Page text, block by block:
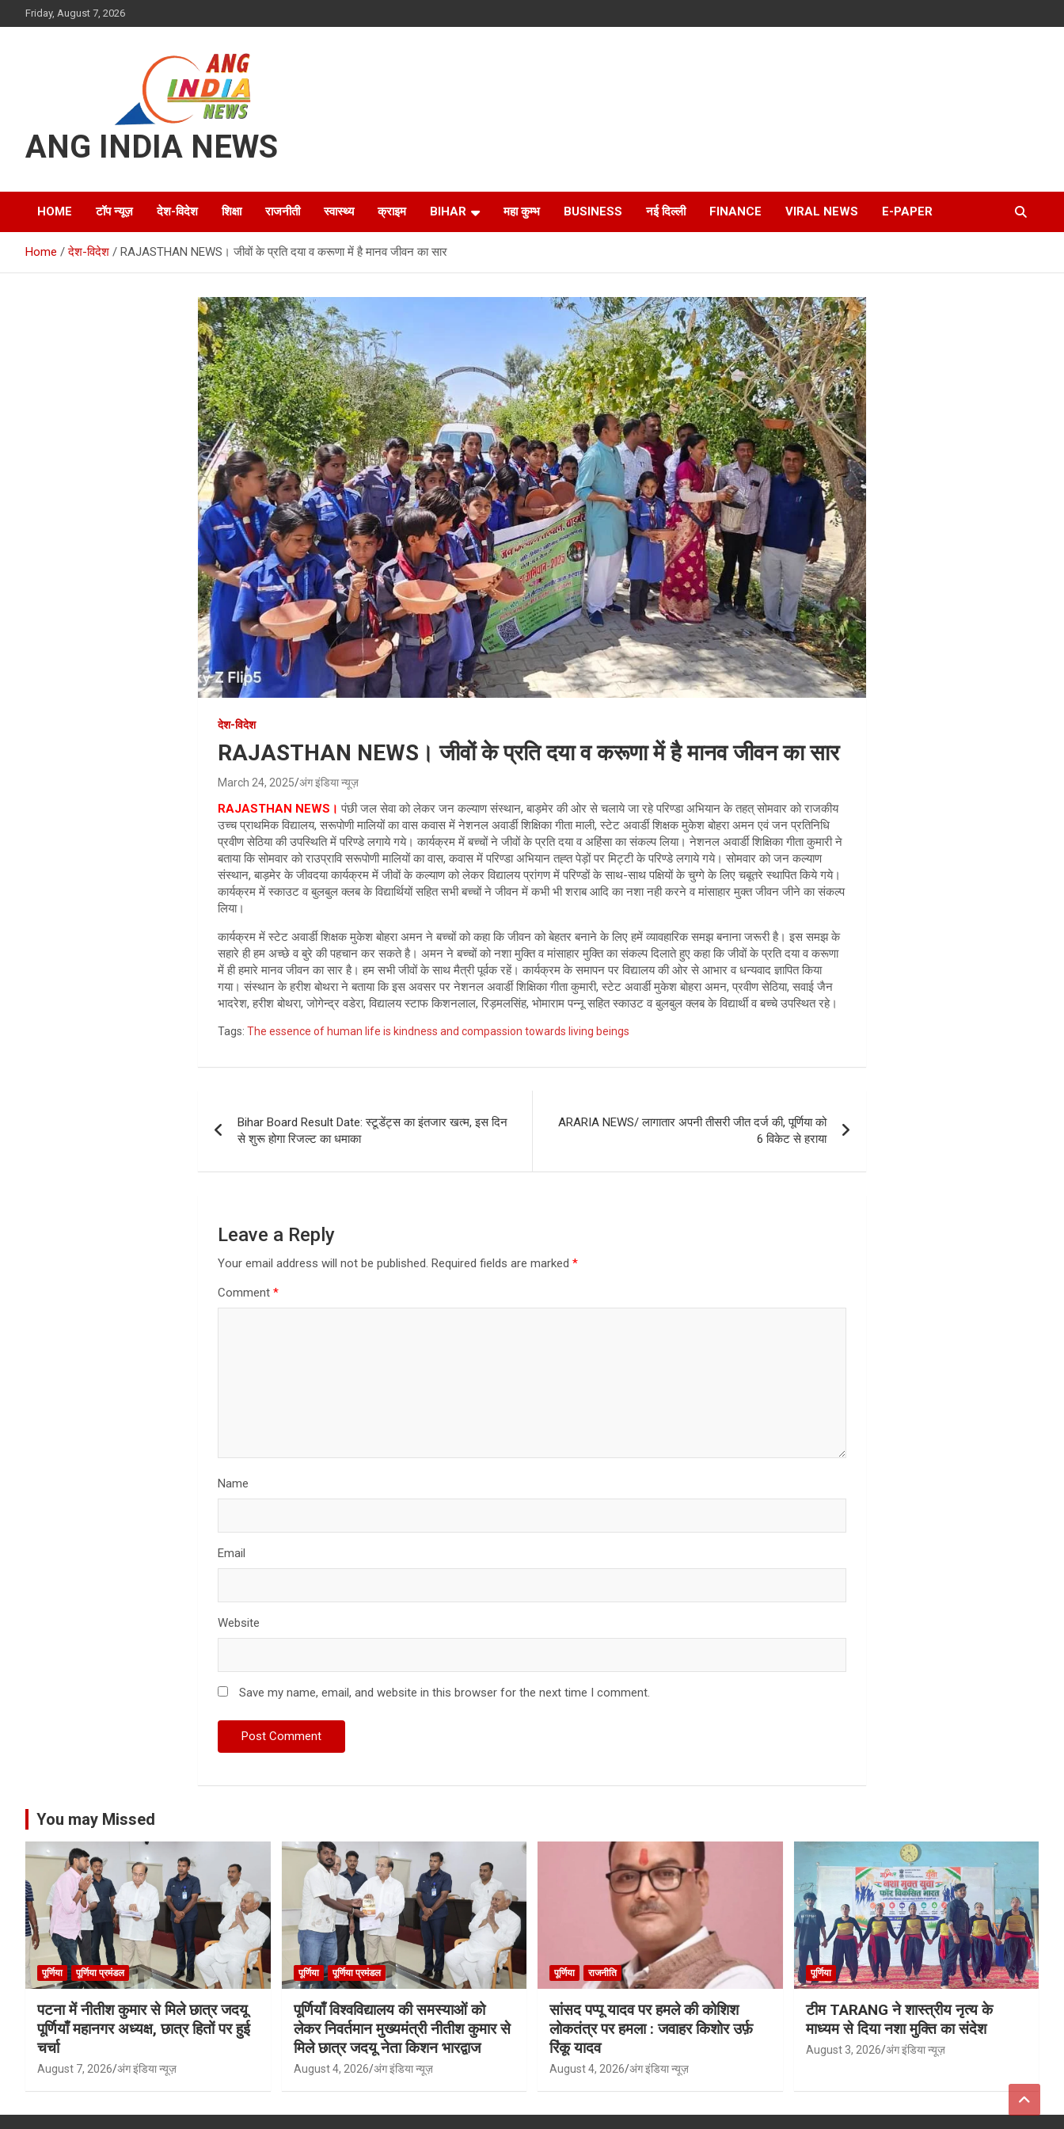
to
Friday, August 7, 2026
ANG INDIA NEWS
HOME टॉप न्यूज़ देश-विदेश शिक्षा राजनीती स्वास्थ्य क्राइम BIHAR महा कुम्भ BUSINESS नई दिल्ली FINANCE VIRAL NEWS E-PAPER
Home देश-विदेश RAJASTHAN NEWS। जीवों के प्रति दया व करूणा में है मानव जीवन का सार
देश-विदेश
RAJASTHAN NEWS। जीवों के प्रति दया व करूणा में है मानव जीवन का सार
March 24, 2025 अंग इंडिया न्यूज़
RAJASTHAN NEWS। पंछी जल सेवा को लेकर जन कल्याण संस्थान, बाड़मेर की ओर से चलाये जा रहे परिण्डा अभियान के तहत् सोमवार को राजकीय
उच्च प्राथमिक विद्यालय, सरूपोणी मालियों का वास कवास में नेशनल अवार्डी शिक्षिका गीता माली, स्टेट अवार्डी शिक्षक मुकेश बोहरा अमन एवं जन प्रतिनिधि
प्रवीण सेठिया की उपस्थिति में परिण्डे लगाये गये। कार्यक्रम में बच्चों ने जीवों के प्रति दया व अहिंसा का संकल्प लिया। नेशनल अवार्डी शिक्षिका गीता कुमारी ने
बताया कि सोमवार को राउप्रावि सरूपोणी मालियों का वास, कवास में परिण्डा अभियान तह्त पेड़ों पर मिट्टी के परिण्डे लगाये गये। सोमवार को जन कल्याण
संस्थान, बाड़मेर के जीवदया कार्यक्रम में जीवों के कल्याण को लेकर विद्यालय प्रांगण में परिण्डों के साथ-साथ पक्षियों के चुग्गे के लिए चबूतरे स्थापित किये गये।
कार्यक्रम में स्काउट व बुलबुल क्लब के विद्यार्थियों सहित सभी बच्चों ने जीवन में कभी भी शराब आदि का नशा नही करने व मांसाहार मुक्त जीवन जीने का संकल्प
लिया।
कार्यक्रम में स्टेट अवार्डी शिक्षक मुकेश बोहरा अमन ने बच्चों को कहा कि जीवन को बेहतर बनाने के लिए हमें व्यावहारिक समझ बनाना जरूरी है। इस समझ के
सहारे ही हम अच्छे व बुरे की पहचान कर सकते है। अमन ने बच्चों को नशा मुक्ति व मांसाहार मुक्ति का संकल्प दिलाते हुए कहा कि जीवों के प्रति दया व करूणा
में ही हमारे मानव जीवन का सार है। हम सभी जीवों के साथ मैत्री पूर्वक रहें। कार्यक्रम के समापन पर विद्यालय की ओर से आभार व धन्यवाद ज्ञापित किया
गया। संस्थान के हरीश बोथरा ने बताया कि इस अवसर पर नेशनल अवार्डी शिक्षिका गीता कुमारी, स्टेट अवार्डी मुकेश बोहरा अमन, प्रवीण सेठिया, सवाई जैन
भादरेश, हरीश बोथरा, जोगेन्द्र वडेरा, विद्यालय स्टाफ किशनलाल, रिड़मलसिंह, भोमाराम पन्नू सहित स्काउट व बुलबुल क्लब के विद्यार्थी व बच्चे उपस्थित रहे।
Tags: The essence of human life is kindness and compassion towards living beings
navigation
Bihar Board Result Date: स्टूडेंट्स का इंतजार खत्म, इस दिन
से शुरू होगा रिजल्ट का धमाका
ARARIA NEWS/ लागातार अपनी तीसरी जीत दर्ज की, पूर्णिया को
6 विकेट से हराया
Leave a Reply
Your email address will not be published. Required fields are marked*
Comment*
Name
Email
Website
Save my name, email, and website in this browser for the next time I comment.
You may Missed
पूर्णिया पूर्णिया प्रमंडल
पटना में नीतीश कुमार से मिले छात्र जदयू
पूर्णियाँ महानगर अध्यक्ष, छात्र हितों पर हुई
चर्चा
August 7, 2026 अंग इंडिया न्यूज़
पूर्णिया पूर्णिया प्रमंडल
पूर्णियाँ विश्वविद्यालय की समस्याओं को
लेकर निवर्तमान मुख्यमंत्री नीतीश कुमार से
मिले छात्र जदयू नेता किशन भारद्वाज
August 4, 2026 अंग इंडिया न्यूज़
पूर्णिया राजनीति
सांसद पप्पू यादव पर हमले की कोशिश
लोकतंत्र पर हमला : जवाहर किशोर उर्फ़
रिंकू यादव
August 4, 2026 अंग इंडिया न्यूज़
पूर्णिया
टीम TARANG ने शास्त्रीय नृत्य के
माध्यम से दिया नशा मुक्ति का संदेश
August 3, 2026 अंग इंडिया न्यूज़